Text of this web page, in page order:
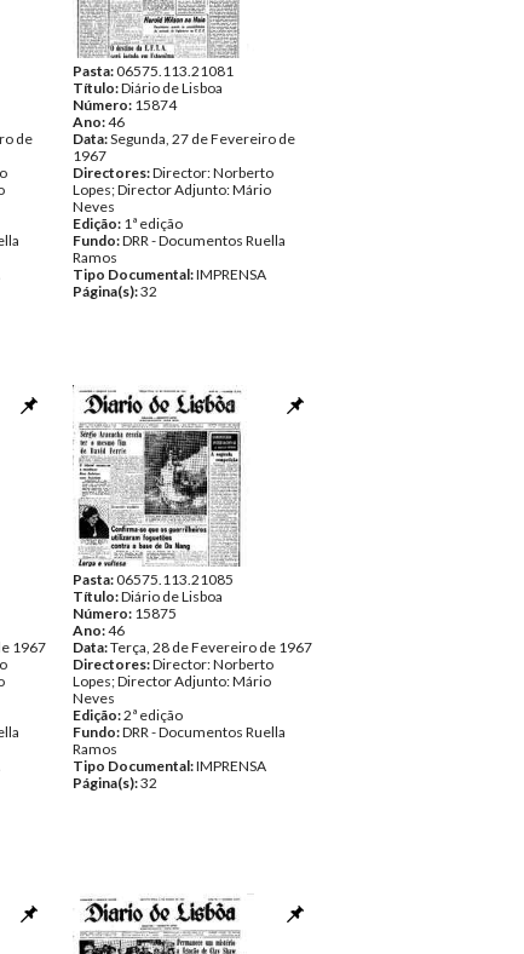
de
Pasta:06575.113.21081
Título:Diário de Lisboa
Número: 15874
Ano:46
Data:Segunda, 27 de Fevereiro de
1967
Directores:Director: Norberto
Lopes; Director Adjunto: Mário
Neves
Edição: 1ª edição
Fundo:DRR - Documentos Ruella
Ramos
Tipo Documental:IMPRENSA
Página(s):32
1967
Pasta:06575.113.21085
Título:Diário de Lisboa
Número: 15875
Ano:46
Data:Terça, 28 de Fevereiro de 1967
Directores:Director: Norberto
Lopes; Director Adjunto: Mário
Neves
Edição:2ª edição
Fundo:DRR - Documentos Ruella
Ramos
Tipo Documental:IMPRENSA
Página(s):32